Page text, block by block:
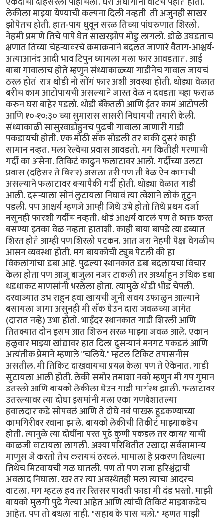
लेकीला माझ्या येण्याची कल्पना दिली नव्हती. ती अजुनही साखर
झोपेतच होती. हात-पाय धुवून सरळ तिच्या पांघरुणात शिरलो.
नेहमी प्रमाणे तिचे पापे घेत साखरझोप मोडु लागलो. डोळे उघडताच
क्षणात तिच्या चेहर्‍यावरचे क्रमाक्रमाने बदलत जाणारे वैताग-आश्चर्य-
अत्याआनंद आदी भाव टिपुन घ्यायला मला फार आवडतात. आई
बाबा गावालाच होते म्हणुन संध्याकाळ्च्या गाडीनेच गावाल जायचं
ठरल होतं. रात्र थोडी नी सोंगं फार अशी अवस्था होती. थोड्या वेळात
बरीच काम आटोपायची असल्याने जास्त वेळ न दवडता चहा फराळ
करुन घरा बाहेर पडलो. थोडी बँकेतली आणि ईतर कामं आटोपली
आणि १०-१०:३० च्या सुमारास सासरी निघायची तयारी केली.
संध्याकाळी सासुरवाडीहुनच पुढची गावाला जाणारी गाडी
पकडायची होती. एक मोठी सॅक सोडली तर बाकी दुसरं काही
सामान नव्हत. मला रेल्वेचा प्रवास आवडतो. मग कितीही मरणाची
गर्दी का असेना. तिकिटं काढुन फलाटावर आलो. गर्दीच्या उलटा
प्रवास (दहिसर ते विरार) असला तरी पण ती वेळ ऐन कामाची
असल्याने फलाटावर बर्‍यापैकी गर्दी होती. थोड्या वेळात गाडी
आली. दसर्‍याला सोनं लुटायला निघावं त्या त्वेशाने लोकं तुटुन
पडली. पण आश्चर्य म्हणजे आम्ही जिथे उभे होतो तिथे प्रथम दर्जा
नसुनही फारशी गर्दीच नव्हती. थोडं आश्चर्य वाटलं पण ते व्यक्त करत
बसण्या इतका वेळ नव्हता हाताशी. काही बाया बापडे त्या डब्यात
शिरत होते आम्ही पण शिरलो पटकन. आत जरा नेहमी पेक्षा वेगळीच
आसन व्यवस्था होती. मग बायकोची ट्युब पेटली की हा
विकलांगांचा डबा आहे. पुढल्या स्थानकात डबा बदलायचा विचार
केला होता पण आजु बाजुला नजर टाकली तर अर्ध्याहुन अधिक डबा
धडधाकट माणसांनी भरलेला होता. त्यामुळे थोडी भीड चेपली.
दरवाज्यात उभ राहुन हवा खायची जुनी सवय उफाळुन आल्याने
बसायला जागा असुनही मी सॅक घेउन दारा जवळच्या जागेत
(दारात नव्हे) उभा होतो. भाईंदर स्थानकात गाडी शिरली आणि
तितक्यात दोन इसम आत शिरुन सरळ माझ्या जवळ आले. एकान
हळुवार माझ्या खांद्यावर हात दिला दुसर्‍यानं मनगट पकडलं आणि
अत्यंतीक प्रेमाने म्हणाले "चलिये." म्हटल टिकिट तपासनीस
असतील. मी तिकिट दाखवायचा प्रयत्न केला पण ते ऐकेनात. गाडी
सुटायला आली होती. लेकी समोर तमाशा नको म्हणुन मी गप गुमान
उतरलो आणि बायको लेकीला घेउन गाडी मार्गस्थ झाली. फलाटावर
उतरल्यावर त्या दोघा इसमांनी मला एका गणवेशातल्या
हवालदाराकडे सोपवलं आणि ते दोघे नवं पाखरू हुडकण्याच्या
कामगिरीवर रवाना झाले. बायको लेकीची तिकीटं माझ्याकडेच
होती. त्यामुळे त्या दोघींना परत पुढे कुणी पकडल तर काय? याची
काळजी वाटायला लागली. अश्या परिथितीत एखादा सर्वसामान्य
माणुस जे करतो तेच करायचं ठरवलं. मामाला हे प्रकरण तिथल्या
तिथेच मिटवायची गळ घातली. पण तो पण राजा हरिश्चंद्राची
अवलाद निघाला. खर तर त्या अवस्थेतही मला त्याचा आदरच
वाटला. मग म्हटल हव तर रितसर पावती फाडा मी दंड भरतो. माझी
बायको मुलगी पुढे गेल्या आहेत आणि त्यांची तिकिटं माझ्याकडेच
आहेत. पण तो बधला नाही. "सहाब के पास चलो." म्हणत माझी